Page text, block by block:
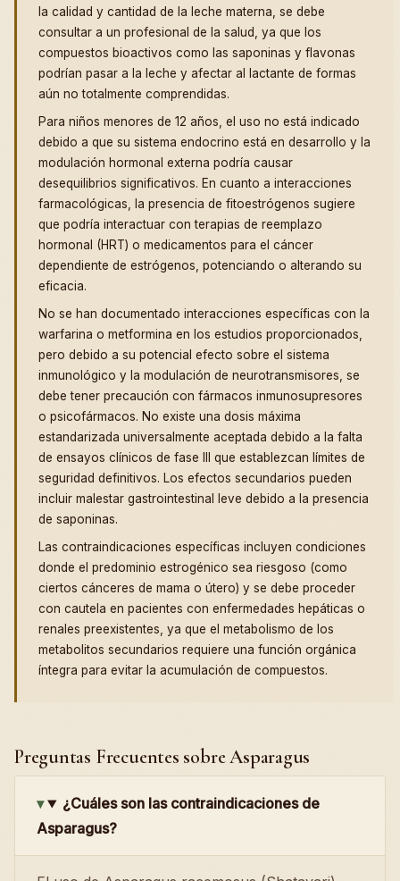
la calidad y cantidad de la leche materna, se debe
consultar a un profesional de la salud, ya que los
compuestos bioactivos como las saponinas y flavonas
podrían pasar a la leche y afectar al lactante de formas
aún no totalmente comprendidas.
Para niños menores de 12 años, el uso no está indicado
debido a que su sistema endocrino está en desarrollo y la
modulación hormonal externa podría causar
desequilibrios significativos. En cuanto a interacciones
farmacológicas, la presencia de fitoestrógenos sugiere
que podría interactuar con terapias de reemplazo
hormonal (HRT) o medicamentos para el cáncer
dependiente de estrógenos, potenciando o alterando su
eficacia.
No se han documentado interacciones específicas con la
warfarina o metformina en los estudios proporcionados,
pero debido a su potencial efecto sobre el sistema
inmunológico y la modulación de neurotransmisores, se
debe tener precaución con fármacos inmunosupresores
o psicofármacos. No existe una dosis máxima
estandarizada universalmente aceptada debido a la falta
de ensayos clínicos de fase III que establezcan límites de
seguridad definitivos. Los efectos secundarios pueden
incluir malestar gastrointestinal leve debido a la presencia
de saponinas.
Las contraindicaciones específicas incluyen condiciones
donde el predominio estrogénico sea riesgoso (como
ciertos cánceres de mama o útero) y se debe proceder
con cautela en pacientes con enfermedades hepáticas o
renales preexistentes, ya que el metabolismo de los
metabolitos secundarios requiere una función orgánica
íntegra para evitar la acumulación de compuestos.
Preguntas Frecuentes sobre Asparagus
¿Cuáles son las contraindicaciones de
Asparagus?